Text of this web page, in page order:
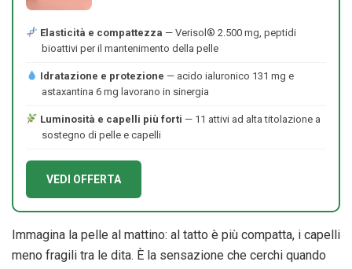
Elasticità e compattezza — Verisol® 2.500 mg, peptidi
bioattivi per il mantenimento della pelle
Idratazione e protezione — acido ialuronico 131 mg e
astaxantina 6 mg lavorano in sinergia
Luminosità e capelli più forti — 11 attivi ad alta titolazione a
sostegno di pelle e capelli
VEDI OFFERTA
Immagina la pelle al mattino: al tatto è più compatta, i capelli
meno fragili tra le dita. È la sensazione che cerchi quando